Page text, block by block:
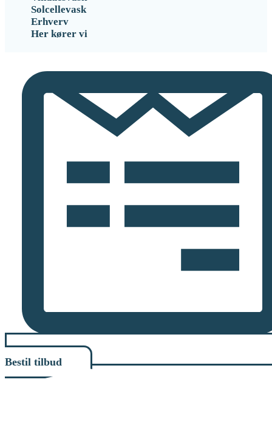
Solcellevask
Erhverv
Her kører vi
Bestil tilbud